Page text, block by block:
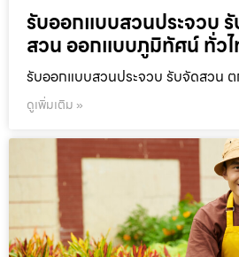
รับออกแบบสวนประจวบ
สวน ออกแบบภูมิทัศน์ ทั่ว
รับออกแบบสวนประจวบ รับจัดสวน
ดูเพิ่มเติม »